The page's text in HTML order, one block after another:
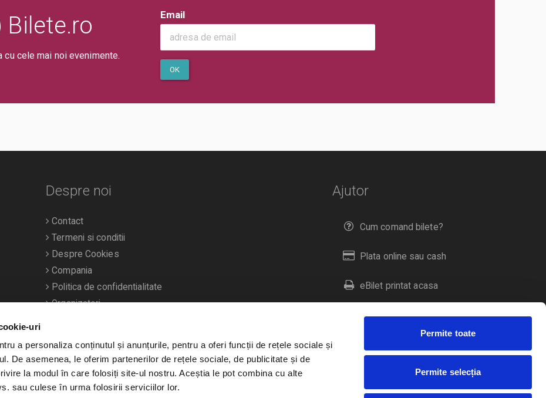
uri
a personaliza conținutul și anunțurile, pentru a oferi funcții de rețele sociale și
De asemenea, le oferim partenerilor de rețele sociale, de publicitate și de
la modul în care folosiți site-ul nostru. Aceștia le pot combina cu alte
sau culese în urma folosirii serviciilor lor.
Permite toate
Permite selecția
Bilete.ro
cele mai noi evenimente.
Email
OK
Ajutor
Cum comand bilete?
Plata online sau cash
eBilet printat acasa
Livrare prin curier
Duplicare bilete
Despre noi
Contact
Termeni si conditii
Despre Cookies
Compania
Politica de confidentialitate
Organizatori